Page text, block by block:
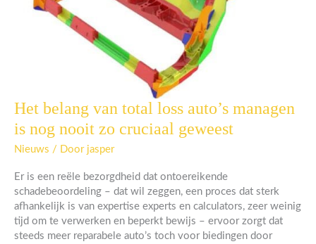
Het belang van total loss auto’s managen
is nog nooit zo cruciaal geweest
Nieuws / Door jasper
Er is een reële bezorgdheid dat ontoereikende
schadebeoordeling – dat wil zeggen, een proces dat sterk
afhankelijk is van expertise experts en calculators, zeer weinig
tijd om te verwerken en beperkt bewijs – ervoor zorgt dat
steeds meer reparabele auto’s toch voor biedingen door
Het
van
total
auto’s
managen
is
nog
nooit